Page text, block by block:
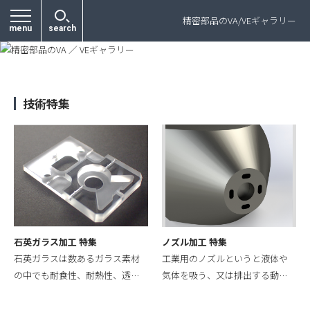
menu search
精密部品のVA/VEギャラリー
技術特集
石英ガラス加工 特集
石英ガラスは数あるガラス素材
の中でも耐食性、耐熱性、透…
ノズル加工 特集
工業用のノズルというと液体や
気体を吸う、又は排出する動…